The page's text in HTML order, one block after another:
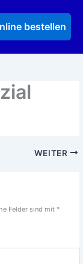
bestellen
WEITER
Felder sind mit *